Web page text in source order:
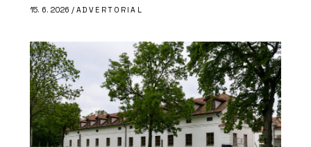
15. 6. 2026 / ADVERTORIAL